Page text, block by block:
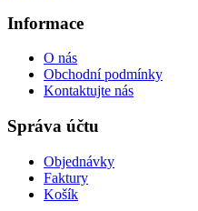
Informace
O nás
Obchodní podmínky
Kontaktujte nás
Správa účtu
Objednávky
Faktury
Košík